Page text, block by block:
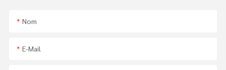
Nom
E-Mail